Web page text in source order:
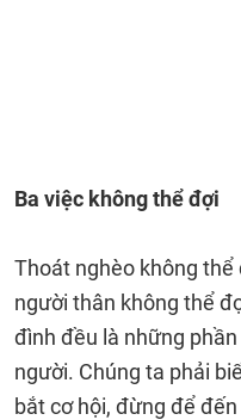
Ba việc không thể đợi
Thoát nghèo không
người thân không thể
đình đều là những
người. Chúng ta phải
bắt cơ hội, đừng để